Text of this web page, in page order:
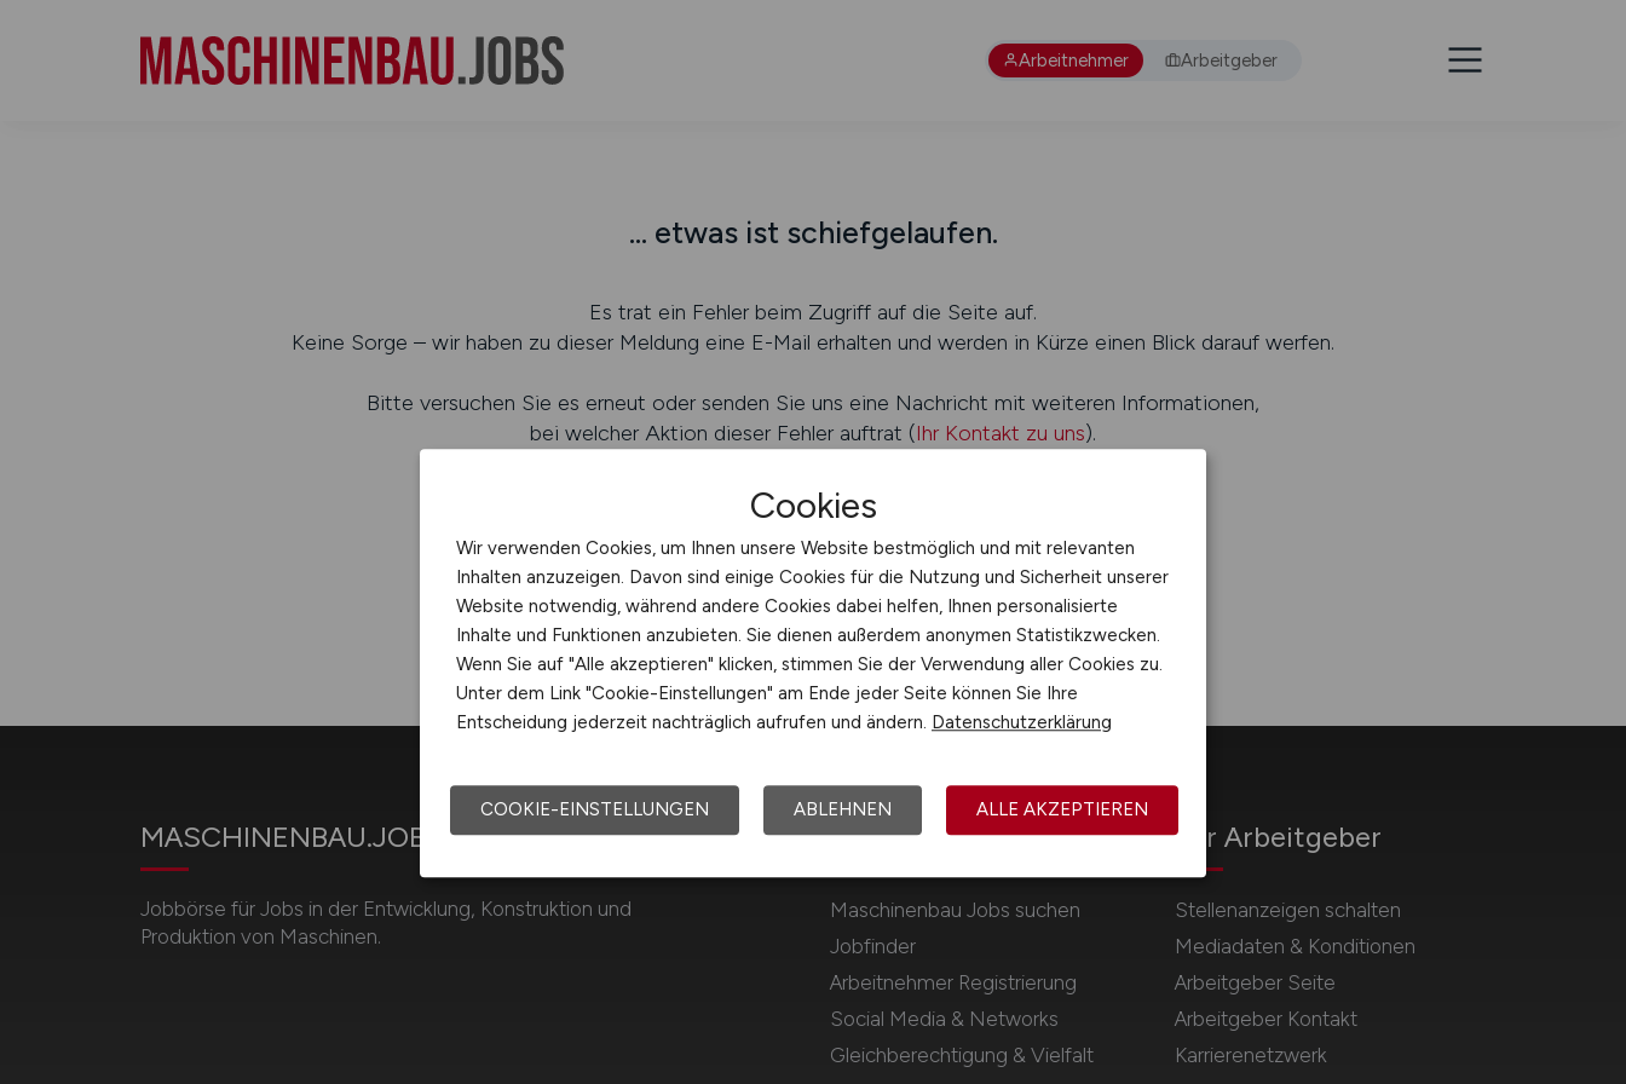
Arbeitnehmer Arbeitgeber
... etwas ist schiefgelaufen.
Es trat ein Fehler beim Zugriff auf die Seite auf.
Keine Sorge – wir haben zu dieser Meldung eine E-Mail erhalten und werden in Kürze einen Blick darauf werfen.
Bitte versuchen Sie es erneut oder senden Sie uns eine Nachricht mit weiteren Informationen,
bei welcher Aktion dieser Fehler auftrat (Ihr Kontakt zu uns).
MASCHINENBAU.JOBS
Jobbörse für Jobs in der Entwicklung, Konstruktion und
Produktion von Maschinen.
Für Arbeitnehmer
Maschinenbau Jobs suchen
Jobfinder
Arbeitnehmer Registrierung
Social Media & Networks
Gleichberechtigung & Vielfalt
Für Arbeitgeber
Stellenanzeigen schalten
Mediadaten & Konditionen
Arbeitgeber Seite
Arbeitgeber Kontakt
Karrierenetzwerk
Cookies
Wir verwenden Cookies, um Ihnen unsere Website bestmöglich und mit relevanten
Inhalten anzuzeigen. Davon sind einige Cookies für die Nutzung und Sicherheit unserer
Website notwendig, während andere Cookies dabei helfen, Ihnen personalisierte
Inhalte und Funktionen anzubieten. Sie dienen außerdem anonymen Statistikzwecken.
Wenn Sie auf "Alle akzeptieren" klicken, stimmen Sie der Verwendung aller Cookies zu.
Unter dem Link "Cookie-Einstellungen" am Ende jeder Seite können Sie Ihre
Entscheidung jederzeit nachträglich aufrufen und ändern. Datenschutzerklärung
COOKIE-EINSTELLUNGEN ABLEHNEN ALLE AKZEPTIEREN